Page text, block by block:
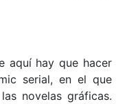
aquí hay que hacer
serial, en el que
novelas gráficas.